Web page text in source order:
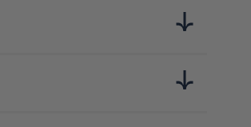
pour offrir une expérience
une durabilité exceptionnelle,